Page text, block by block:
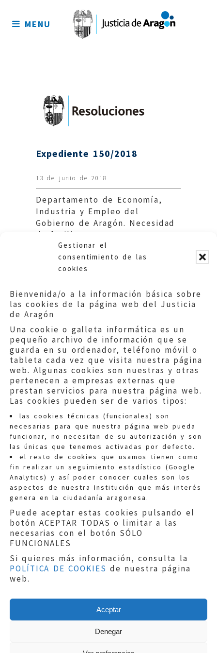
Gestionar el
consentimiento de las
cookies
Bienvenida/o a la información básica sobre
las cookies de la página web del Justicia
de Aragón
Una cookie o galleta informática es un
pequeño archivo de información que se
guarda en su ordenador, teléfono móvil o
tableta cada vez que visita nuestra página
web. Algunas cookies son nuestras y otras
pertenecen a empresas externas que
prestan servicios para nuestra página web.
Las cookies pueden ser de varios tipos:
las cookies técnicas (funcionales) son
necesarias para que nuestra página web pueda
funcionar, no necesitan de su autorización y son
las únicas que tenemos activadas por defecto.
el resto de cookies que usamos tienen como
fin realizar un seguimiento estadístico (Google
Analytics) y así poder conocer cuales son los
aspectos de nuestra Institución que más interés
genera en la ciudadanía aragonesa.
Puede aceptar estas cookies pulsando el
botón ACEPTAR TODAS o limitar a las
necesarias con el botón SÓLO
FUNCIONALES
Si quieres más información, consulta la
POLÍTICA DE COOKIES de nuestra página
web.
Aceptar
Denegar
sitio
MENU
Expediente 150/2018
13 de junio de 2018
Departamento de Economía,
Industria y Empleo del
Gobierno de Aragón. Necesidad
de facilitar un acceso a una
finca parcialmente expropiada
Quejas:quejas@eljusticiadearagon.es
Información general:
informacion@eljusticiadearagon.es
Teléfonos:900 210 210/
Aviso legal|Política de privacidad|
Protección de Datos
Política de cookies
Copyright © 2019El Justicia de Aragón|
Sephor Consulting